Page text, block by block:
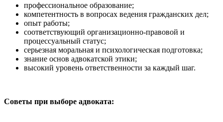
профессиональное образование;
компетентность в вопросах ведения гражданских дел;
опыт работы;
соответствующий организационно-правовой и
процессуальный статус;
серьезная моральная и психологическая подготовка;
знание основ адвокатской этики;
высокий уровень ответственности за каждый шаг.
Советы при выборе адвоката: